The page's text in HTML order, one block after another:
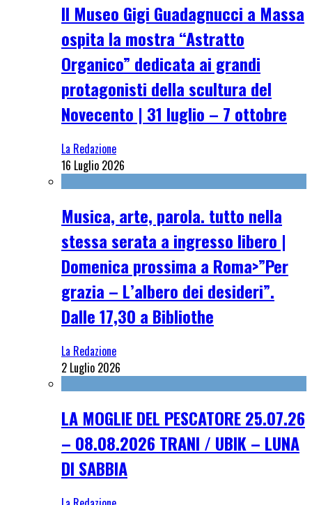
Il Museo Gigi Guadagnucci a Massa
ospita la mostra “Astratto
Organico” dedicata ai grandi
protagonisti della scultura del
Novecento | 31 luglio – 7 ottobre
La Redazione
16 Luglio 2026
Musica, arte, parola. tutto nella
stessa serata a ingresso libero |
Domenica prossima a Roma>”Per
grazia – L’albero dei desideri”.
Dalle 17,30 a Bibliothe
La Redazione
2 Luglio 2026
LA MOGLIE DEL PESCATORE 25.07.26
– 08.08.2026 TRANI / UBIK – LUNA
DI SABBIA